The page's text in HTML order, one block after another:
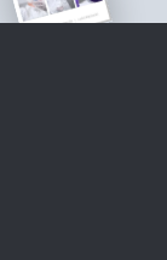
δειγματοληψίες